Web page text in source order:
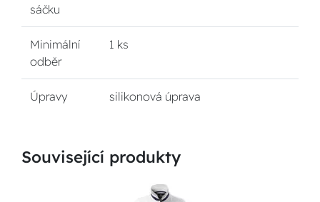
sáčku
Minimální
odběr
1 ks
Úpravy silikonová úprava
Související produkty